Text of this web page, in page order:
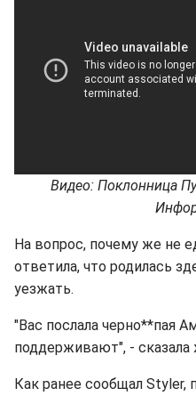
Видео: Поклонница
На вопрос, почему же не
ответила, что родилась
уезжать.
"Вас послала черно**пая
поддерживают", -
Как ранее сообщал Styler,